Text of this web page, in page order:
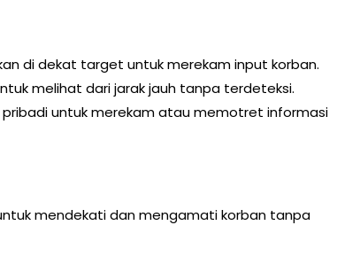
di dekat target untuk merekam input korban.
melihat dari jarak jauh tanpa terdeteksi.
untuk merekam atau memotret informasi
mendekati dan mengamati korban tanpa